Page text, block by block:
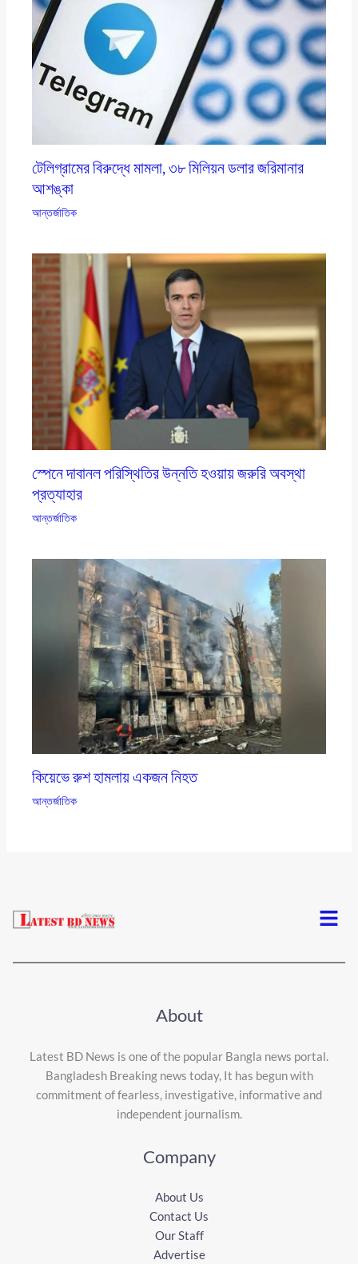
টেলিগ্রামের বিরুদ্ধে মামলা, ৩৮ মিলিয়ন ডলার জরিমানার
আশঙ্কা
আন্তর্জাতিক
স্পেনে দাবানল পরিস্থিতির উন্নতি হওয়ায় জরুরি অবস্থা
প্রত্যাহার
আন্তর্জাতিক
কিয়েভে রুশ হামলায় একজন নিহত
আন্তর্জাতিক
Menu
About
Latest BD News is one of the popular Bangla news portal.
Bangladesh Breaking news today, It has begun with
commitment of fearless, investigative, informative and
independent journalism.
Company
About Us
Contact Us
Our Staff
Advertise